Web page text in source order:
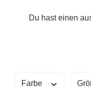
Du hast einen
Farbe